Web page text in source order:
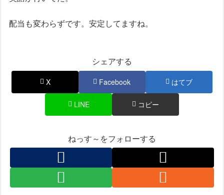
配当も変わらずです。安定してますね。
シェアする
X Facebook はてブ
LINE コピー
ねっす～をフォローする